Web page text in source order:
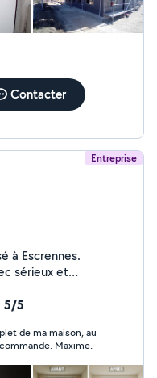
Contacter
Entreprise
à Escrennes.
sérieux et
entreprise Les
jardinage,
: fiabilité et
5/5
de ma maison, au
Maxime.